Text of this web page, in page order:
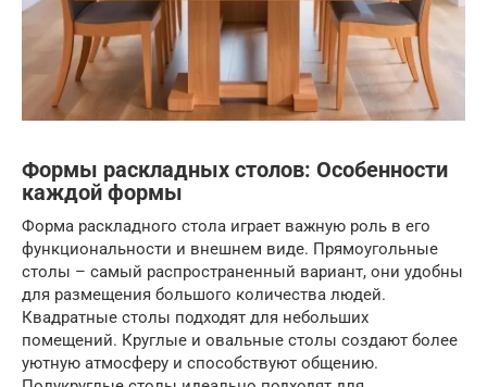
Формы раскладных столов: Особенности
каждой формы
Форма раскладного стола играет важную роль в его
функциональности и внешнем виде. Прямоугольные
столы – самый распространенный вариант, они удобны
для размещения большого количества людей.
Квадратные столы подходят для небольших
помещений. Круглые и овальные столы создают более
уютную атмосферу и способствуют общению.